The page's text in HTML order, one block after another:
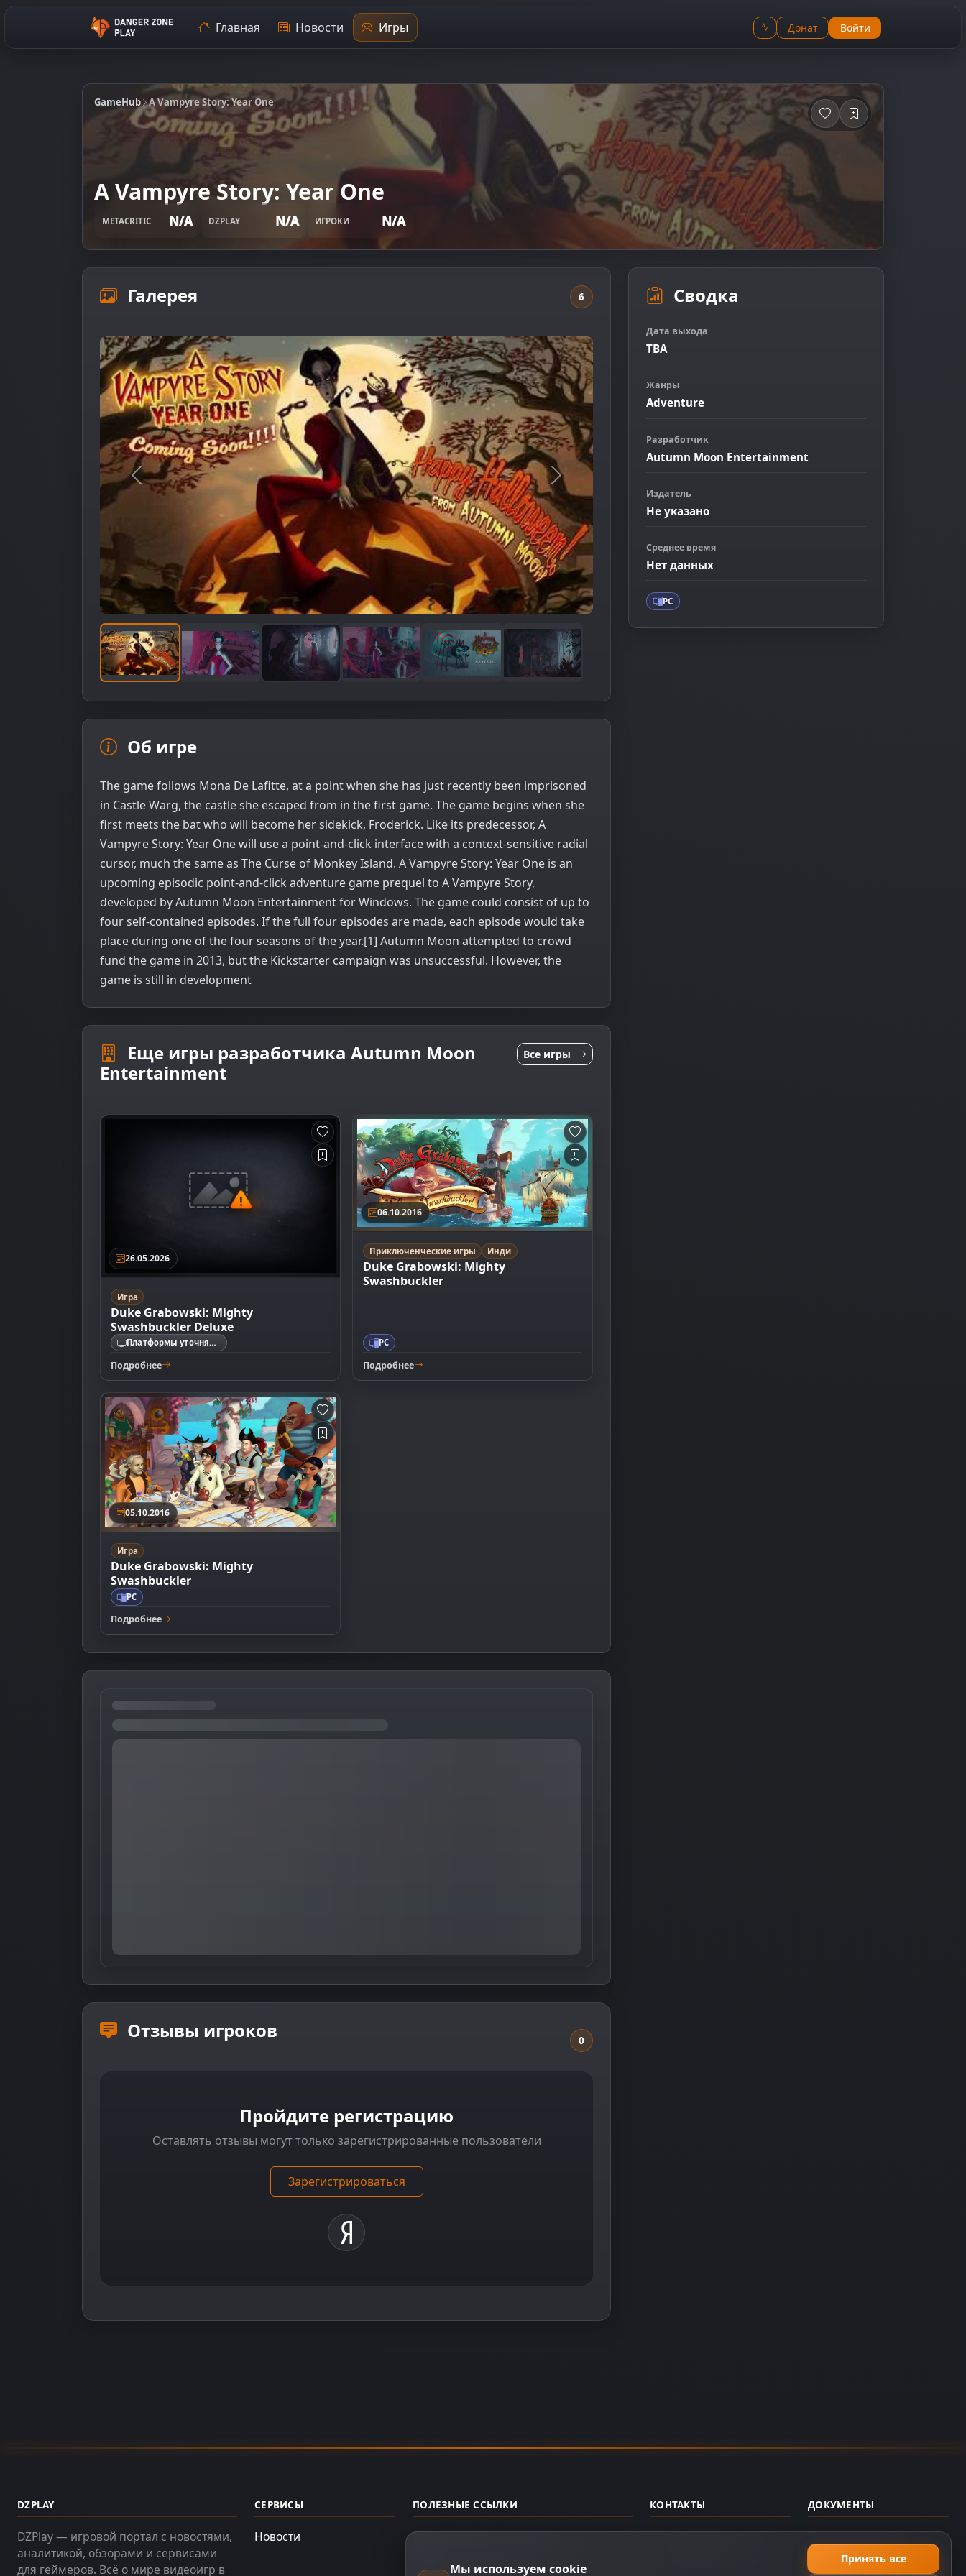
Главная Новости Игры Донат Войти
GameHub A Vampyre Story: Year One
A Vampyre Story: Year One
METACRITIC N/A DZPLAY N/A ИГРОКИ N/A
Галерея 6
Предыдущее изображение Следующее изображение
Об игре
The game follows Mona De Lafitte, at a point when she has just recently been imprisoned
in Castle Warg, the castle she escaped from in the first game. The game begins when she
first meets the bat who will become her sidekick, Froderick. Like its predecessor, A
Vampyre Story: Year One will use a point-and-click interface with a context-sensitive radial
cursor, much the same as The Curse of Monkey Island. A Vampyre Story: Year One is an
upcoming episodic point-and-click adventure game prequel to A Vampyre Story,
developed by Autumn Moon Entertainment for Windows. The game could consist of up to
four self-contained episodes. If the full four episodes are made, each episode would take
place during one of the four seasons of the year.[1] Autumn Moon attempted to crowd
fund the game in 2013, but the Kickstarter campaign was unsuccessful. However, the
game is still in development
Еще игры разработчика Autumn Moon
Entertainment
Все игры
26.05.2026
Игра
Duke Grabowski: Mighty
Swashbuckler Deluxe
Платформы уточняются
Подробнее
06.10.2016
Приключенческие игры Инди
Duke Grabowski: Mighty
Swashbuckler
PC
Подробнее
05.10.2016
Игра
Duke Grabowski: Mighty
Swashbuckler
PC
Подробнее
Отзывы игроков 0
Пройдите регистрацию
Оставлять отзывы могут только зарегистрированные пользователи
Зарегистрироваться
Сводка
Дата выхода
TBA
Жанры
Adventure
Разработчик
Autumn Moon Entertainment
Издатель
Не указано
Среднее время
Нет данных
PC
DZPLAY
DZPlay — игровой портал с новостями,
аналитикой, обзорами и сервисами
для геймеров. Всё о мире видеоигр в
СЕРВИСЫ
Новости
ПОЛЕЗНЫЕ ССЫЛКИ
Управление аккаунтом
КОНТАКТЫ
support@dzplay.ru
ДОКУМЕНТЫ
Пользовательское
соглашение
Мы используем cookie
Принять все